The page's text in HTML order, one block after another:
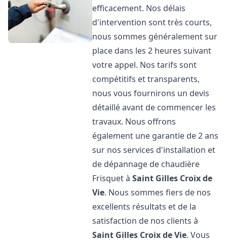
efficacement. Nos délais
d'intervention sont très courts,
nous sommes généralement sur
place dans les 2 heures suivant
votre appel. Nos tarifs sont
compétitifs et transparents,
nous vous fournirons un devis
détaillé avant de commencer les
travaux. Nous offrons
également une garantie de 2 ans
sur nos services d'installation et
de dépannage de chaudière
Frisquet àSaint Gilles Croix de
Vie. Nous sommes fiers de nos
excellents résultats et de la
satisfaction de nos clients à
Saint Gilles Croix de Vie. Vous